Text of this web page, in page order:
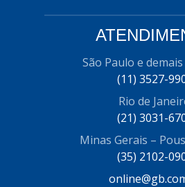
São Paulo e
(11) 3527-
Rio de
(21) 3031-
Minas Gerais –
(35) 2102-